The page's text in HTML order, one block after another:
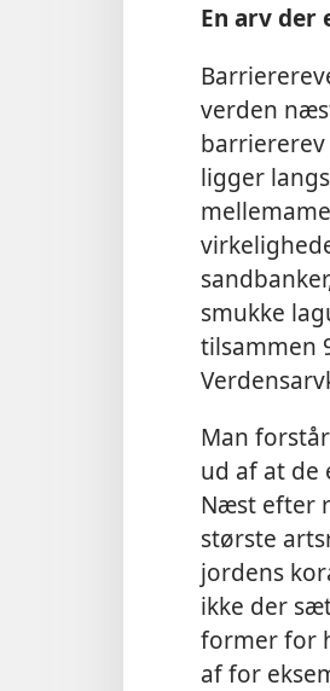
En arv
verden
ligger
smukke
tilsammen
Man
ud af at de
Næst efter
største
jordens
ikke der
former for
af for